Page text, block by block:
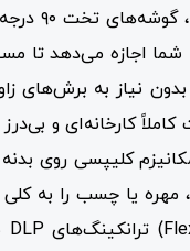
متغیر (۶۰
اجازه می‌دهد تا
بدون نیاز به برش‌های
کارخانه‌ای و
کلیپسی روی
مهره یا چسب را به